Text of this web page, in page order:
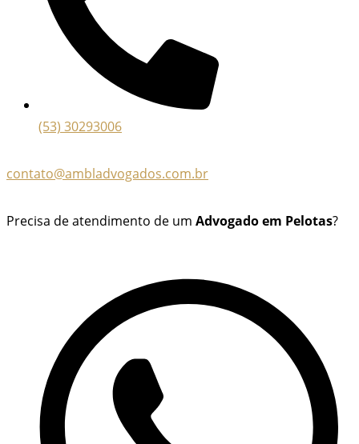
(53) 30293006
contato@ambladvogados.com.br
Precisa de atendimento de um Advogado em Pelotas?